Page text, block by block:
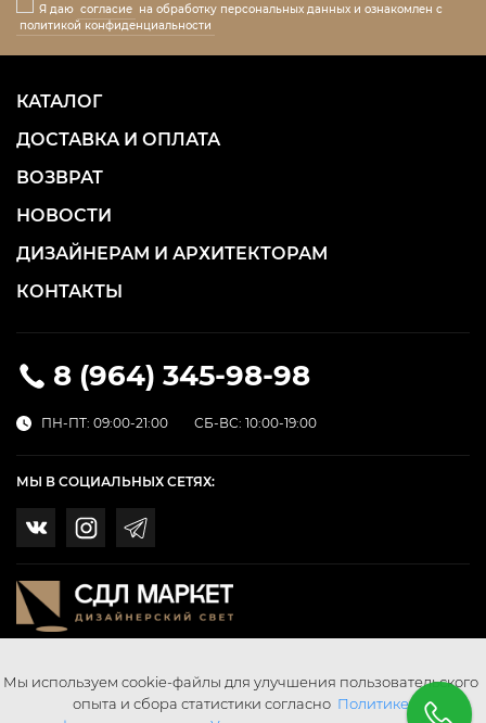
Я даю согласие на обработку персональных данных и ознакомлен с
политикой конфиденциальности
8 (964) 345-98-98
ПН-ПТ: 09:00-21:00 СБ-ВС: 10:00-19:00
КАТАЛОГ
ДОСТАВКА И ОПЛАТА
ВОЗВРАТ
НОВОСТИ
ДИЗАЙНЕРАМ И АРХИТЕКТОРАМ
КОНТАКТЫ
МЫ В СОЦИАЛЬНЫХ СЕТЯХ:
Мы используем cookie-файлы для улучшения пользовательского
опыта и сбора статистики согласно Политике